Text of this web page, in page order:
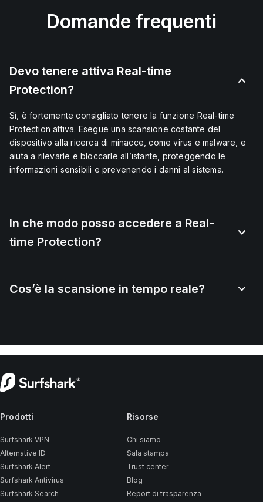
Domande frequenti
Devo tenere attiva Real-time
Protection?
Sì, è fortemente consigliato tenere la funzione Real-time
Protection attiva. Esegue una scansione costante del
dispositivo alla ricerca di minacce, come virus e malware, e
aiuta a rilevarle e bloccarle all’istante, proteggendo le
informazioni sensibili e prevenendo i danni al sistema.
In che modo posso accedere a Real-
time Protection?
Cos’è la scansione in tempo reale?
Prodotti
Surfshark VPN
Alternative ID
Surfshark Alert
Surfshark Antivirus
Surfshark Search
Risorse
Chi siamo
Sala stampa
Trust center
Blog
Report di trasparenza